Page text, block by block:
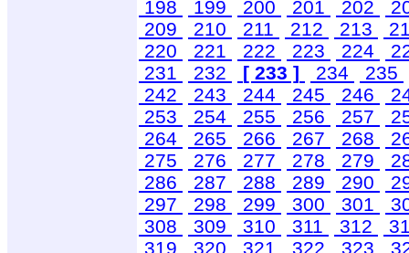
198
199 200 201 202
209
210 211 212 213
220
221 222 223 224
231
232 [ 233 ] 234
235
242
243 244 245 246
253
254 255 256 257
264
265 266 267 268
275
276 277 278 279
286
287 288 289 290
297
298 299 300 301
308
309 310 311 312
319
320 321 322 323